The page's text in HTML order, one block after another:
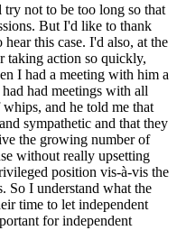
try not to be too long so that
But I'd like to thank
this case. I'd also, at the
taking action so quickly,
I had a meeting with him a
had meetings with all
and he told me that
sympathetic and that they
the growing number of
without really upsetting
position vis-à-vis the
So I understand what the
time to let independent
for independent